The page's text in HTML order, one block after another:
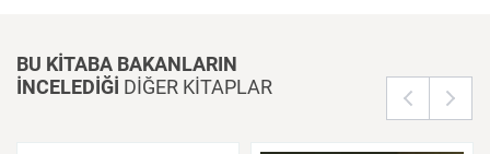
BU KİTABA BAKANLARIN
İNCELEDİĞİ DİĞER KİTAPLAR